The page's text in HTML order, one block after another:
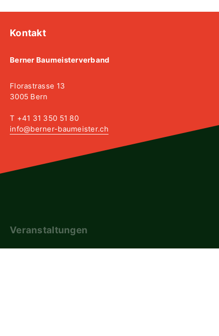
Kontakt
Berner Baumeisterverband
Florastrasse 13
3005 Bern
T +41 31 350 51 80
info@berner-baumeister.ch
Veranstaltungen